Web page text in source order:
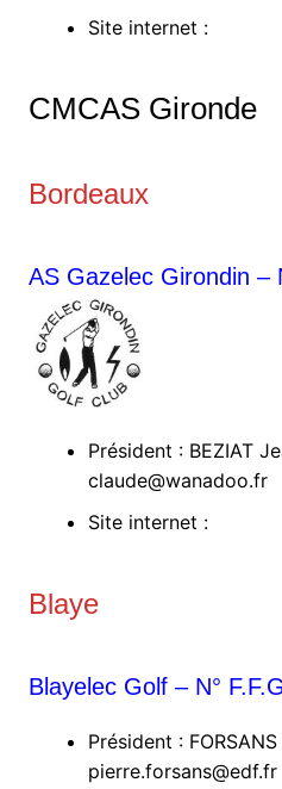
Site internet :
CMCAS Gironde
Bordeaux
AS Gazelec Girondin –
Président : BEZIAT
claude@wanadoo.fr
Site internet :
Blaye
Blayelec Golf – N°
Président :
pierre.forsans@edf.fr